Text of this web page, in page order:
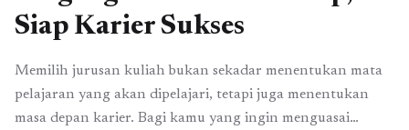
Siap Karier Sukses
Memilih jurusan kuliah bukan sekadar menentukan mata
pelajaran yang akan dipelajari, tetapi juga menentukan
masa depan karier. Bagi kamu yang ingin menguasai